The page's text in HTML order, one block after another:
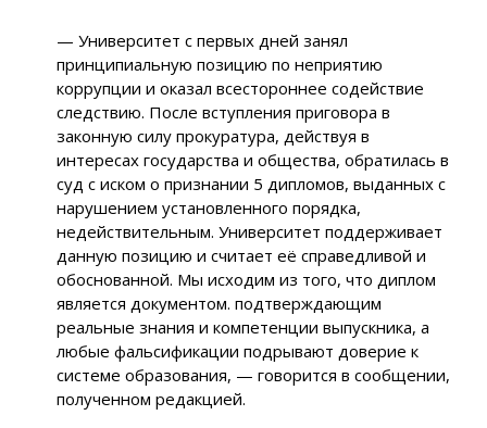
— Университет с первых дней занял
принципиальную позицию по неприятию
коррупции и оказал всестороннее содействие
следствию. После вступления приговора в
законную силу прокуратура, действуя в
интересах государства и общества, обратилась в
суд с иском о признании 5 дипломов, выданных с
нарушением установленного порядка,
недействительным. Университет поддерживает
данную позицию и считает её справедливой и
обоснованной. Мы исходим из того, что диплом
является документом. подтверждающим
реальные знания и компетенции выпускника, а
любые фальсификации подрывают доверие к
системе образования, — говорится в сообщении,
полученном редакцией.